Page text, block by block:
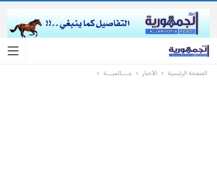
الصفحة الرئيسية الأخبار عــــالميـــة